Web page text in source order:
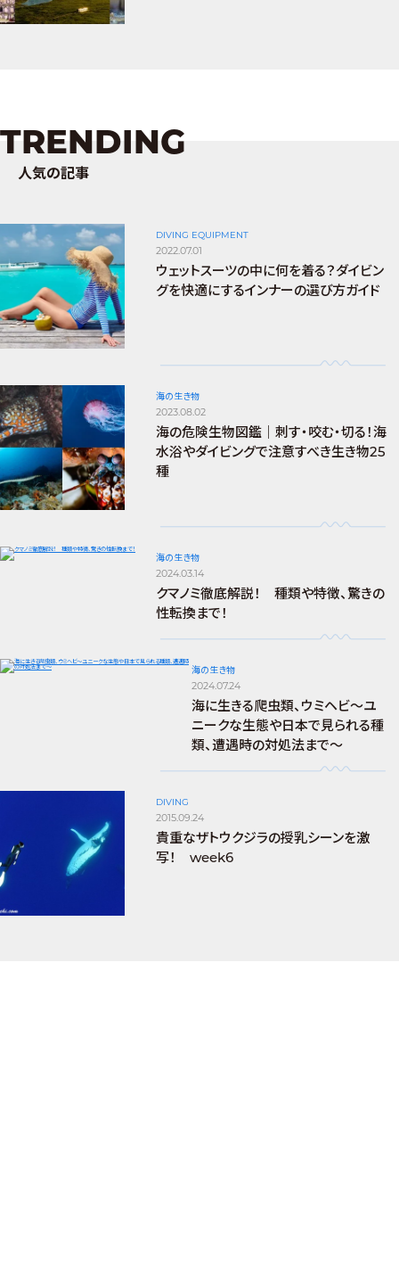
TRENDING
人気の記事
DIVING EQUIPMENT
2022.07.01
ウェットスーツの中に何を着る？ダイビン
グを快適にするインナーの選び方ガイド
海の生き物
2023.08.02
海の危険生物図鑑｜刺す・咬む・切る！海
水浴やダイビングで注意すべき生き物25
種
海の生き物
2024.03.14
クマノミ徹底解説！ 種類や特徴、驚きの
性転換まで！
海の生き物
2024.07.24
海に生きる爬虫類、ウミヘビ～ユ
ニークな生態や日本で見られる種
類、遭遇時の対処法まで～
DIVING
2015.09.24
貴重なザトウクジラの授乳シーンを激
写！ week6